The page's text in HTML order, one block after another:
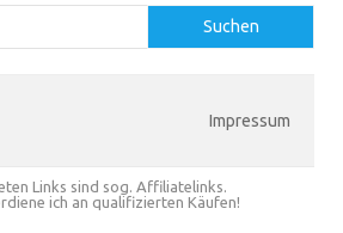
Suchen
Impressum
Links sind sog. Affiliatelinks.
ich an qualifizierten Käufen!